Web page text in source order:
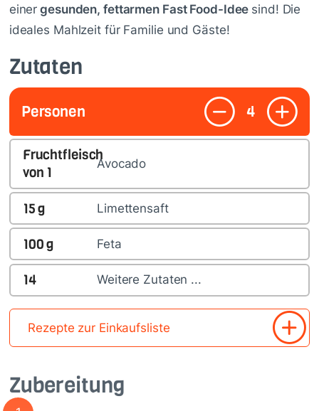
Zubereitung
einer gesunden, fettarmen Fast Food-Idee sind! Die
ideales Mahlzeit für Familie und Gäste!
Zutaten
Personen 4
Fruchtfleisch
von 1
Avocado
15g Limettensaft
100g Feta
14 Weitere Zutaten ...
Rezepte zur Einkaufsliste